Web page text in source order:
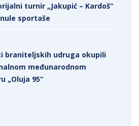
turnir „Jakupić – Kardoš“
sportaše
braniteljskih udruga okupili
međunarodnom
„Oluja 95“